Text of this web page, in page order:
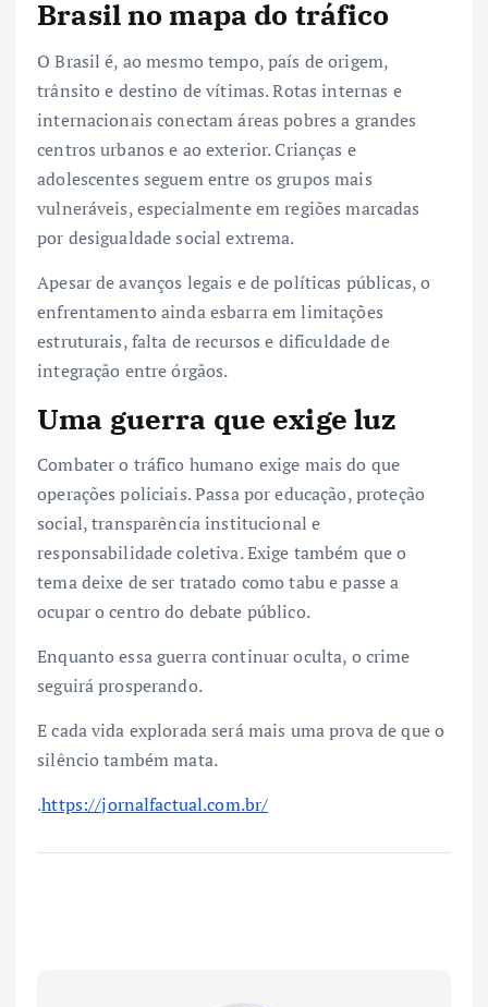
Brasil no mapa do tráfico
O Brasil é, ao mesmo tempo, país de origem,
trânsito e destino de vítimas. Rotas internas e
internacionais conectam áreas pobres a grandes
centros urbanos e ao exterior. Crianças e
adolescentes seguem entre os grupos mais
vulneráveis, especialmente em regiões marcadas
por desigualdade social extrema.
Apesar de avanços legais e de políticas públicas, o
enfrentamento ainda esbarra em limitações
estruturais, falta de recursos e dificuldade de
integração entre órgãos.
Uma guerra que exige luz
Combater o tráfico humano exige mais do que
operações policiais. Passa por educação, proteção
social, transparência institucional e
responsabilidade coletiva. Exige também que o
tema deixe de ser tratado como tabu e passe a
ocupar o centro do debate público.
Enquanto essa guerra continuar oculta, o crime
seguirá prosperando.
E cada vida explorada será mais uma prova de que o
silêncio também mata.
.https://jornalfactual.com.br/